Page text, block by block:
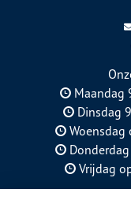
Maandag
Dinsdag
Woensdag
Donderdag
Vrijdag